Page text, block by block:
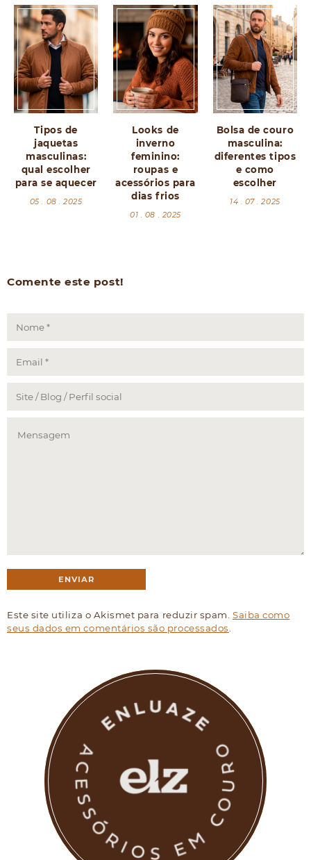
Tipos de
jaquetas
masculinas:
qual escolher
para se aquecer
05 . 08 . 2025
Looks de
inverno
feminino:
roupas e
acessórios para
dias frios
01 . 08 . 2025
Bolsa de couro
masculina:
diferentes tipos
e como
escolher
14 . 07 . 2025
Comente este post!
Este site utiliza o Akismet para reduzir spam.Saiba como
seus dados em comentários são processados